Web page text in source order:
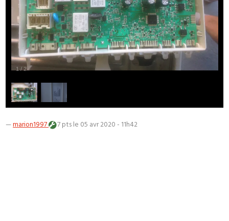
1 / 2
—marion1997 7 ptsle 05 avr 2020 - 11h42